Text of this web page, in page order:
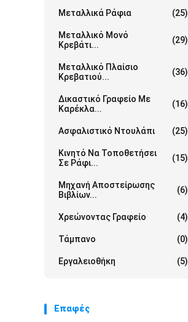
Μεταλλικά Ράφια (25)
Μεταλλικό Μονό
Κρεβάτι...
(29)
Μεταλλικό Πλαίσιο
Κρεβατιού...
(36)
Δικαστικό Γραφείο Με
Καρέκλα...
(16)
Ασφαλιστικό Ντουλάπι (25)
Κινητό Να Τοποθετήσει
Σε Ράφι...
(15)
Μηχανή Αποστείρωσης
Βιβλίων...
(6)
Χρεώνοντας Γραφείο (4)
Τάμπανο (0)
Εργαλειοθήκη (5)
Επαφές